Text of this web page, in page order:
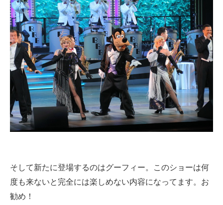
そして新たに登場するのはグーフィー。このショーは何
度も来ないと完全には楽しめない内容になってます。お
勧め！